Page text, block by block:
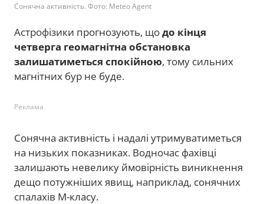
Сонячна активність. Фото: Meteo Agent
Астрофізики прогнозують, щодо кінця
четверга геомагнітна обстановка
залишатиметься спокійною, тому сильних
магнітних бур не буде.
Реклама
Сонячна активність і надалі утримуватиметься
на низьких показниках. Водночас фахівці
залишають невелику ймовірність виникнення
дещо потужніших явищ, наприклад, сонячних
спалахів М-класу.